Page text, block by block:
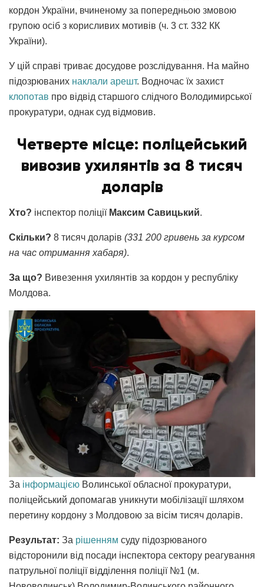
кордон України, вчиненому за попередньою змовою
групою осіб з корисливих мотивів (ч. 3 ст. 332 КК
України).
У цій справі триває досудове розслідування. На майно
підозрюваних наклали арешт. Водночас їх захист
клопотав про відвід старшого слідчого Володимирської
прокуратури, однак суд відмовив.
Четверте місце: поліцейський
вивозив ухилянтів за 8 тисяч
доларів
Хто? інспектор поліції Максим Савицький.
Скільки? 8 тисяч доларів (331 200 гривень за курсом
на час отримання хабаря).
За що? Вивезення ухилянтів за кордон у республіку
Молдова.
За інформацією Волинської обласної прокуратури,
поліцейський допомагав уникнути мобілізації шляхом
перетину кордону з Молдовою за вісім тисяч доларів.
Результат: За рішенням суду підозрюваного
відсторонили від посади інспектора сектору реагування
патрульної поліції відділення поліції №1 (м.